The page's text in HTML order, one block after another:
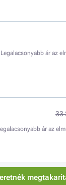
Legalacsonyabb ár az
33
ár az